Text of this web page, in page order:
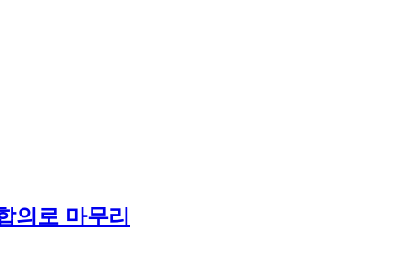
의로 마무리